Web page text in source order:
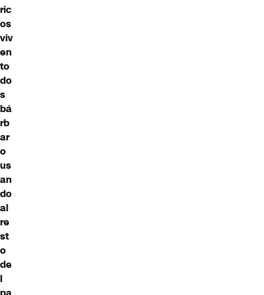
ric
os
viv
en
to
do
s
bá
rb
ar
o
us
an
do
al
re
st
o
de
l